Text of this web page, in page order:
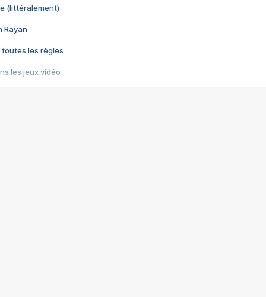
(littéralement)
Rayan
toutes les règles
les jeux vidéo